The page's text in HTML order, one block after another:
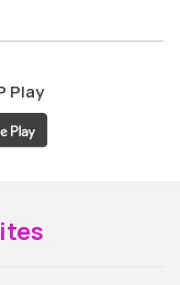
Play